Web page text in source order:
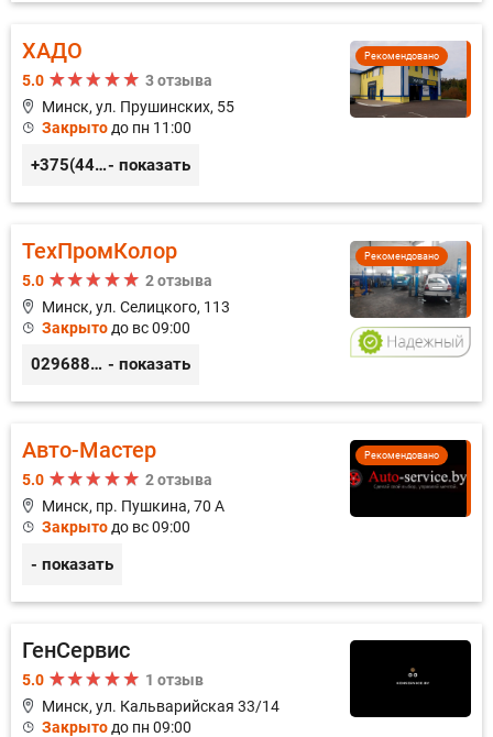
Рекомендовано
ХАДО
5.0
3 отзыва
Минск, ул. Прушинских, 55
Закрыто до пн 11:00
+375(44) 559-27-77- показать
Рекомендовано
ТехПромКолор
5.0
2 отзыва
Минск, ул. Селицкого, 113
Закрыто до вс 09:00
0296889898 - показать
Рекомендовано
Авто-Мастер
5.0
2 отзыва
Минск, пр. Пушкина, 70 А
Закрыто до вс 09:00
- показать
ГенСервис
5.0
1 отзыв
Минск, ул. Кальварийская 33/14
Закрыто до пн 09:00